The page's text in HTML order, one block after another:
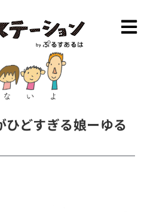
どすぎる娘ーゆる